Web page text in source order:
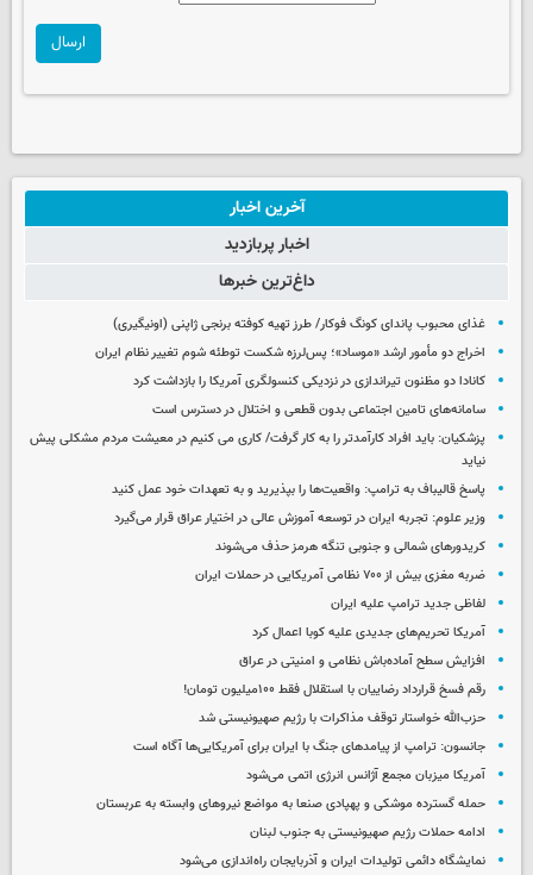
ارسال
آخرین اخبار
اخبار پربازدید
داغ‌ترین خبرها
غذای محبوب پاندای کونگ فوکار/ طرز تهیه کوفته برنجی ژاپنی (اونیگیری)
اخراج دو مأمور ارشد «موساد»؛ پس‌لرزه شکست توطئه شوم تغییر نظام ایران
کانادا دو مظنون تیراندازی در نزدیکی کنسولگری آمریکا را بازداشت کرد
سامانه‌های تامین اجتماعی بدون قطعی و اختلال در دسترس است
پزشکیان: باید افراد کارآمدتر را به کار گرفت/ کاری می کنیم در معیشت مردم مشکلی پیش
نیاید
پاسخ قالیباف به ترامپ: واقعیت‌ها را بپذیرید و به تعهدات خود عمل کنید
وزیر علوم: تجربه ایران در توسعه آموزش عالی در اختیار عراق قرار می‌گیرد
کریدورهای شمالی و جنوبی تنگه هرمز حذف می‌شوند
ضربه مغزی بیش از ۷۰۰ نظامی آمریکایی در حملات ایران
لفاظی جدید ترامپ علیه ایران
آمریکا تحریم‌های جدیدی علیه کوبا اعمال کرد
افزایش سطح آماده‌باش نظامی و امنیتی در عراق
رقم فسخ قرارداد رضاییان با استقلال فقط ۱۰۰میلیون تومان!
حزب‌الله خواستار توقف مذاکرات با رژیم صهیونیستی شد
جانسون: ترامپ از پیامدهای جنگ با ایران برای آمریکایی‌ها آگاه است
آمریکا میزبان مجمع آژانس انرژی اتمی می‌شود
حمله گسترده موشکی و پهپادی صنعا به مواضع نیروهای وابسته به عربستان
ادامه حملات رژیم صهیونیستی به جنوب لبنان
نمایشگاه دائمی تولیدات ایران و آذربایجان راه‌اندازی می‌شود